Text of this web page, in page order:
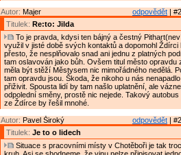
odpovědět |
Autor: Majer
Titulek: Re:to: Jilda
To je pravda, kdysi ten bájný a čestný
využil v jisté době svých kontaktů a dopomohl Ždírci
přesto, že nesplňovalo snad ani jednu z platných
tam oslavován jako bůh. Ovšem titul město opravdu
měla být stěží Městysem nic mimořádného nedělá.
tam opravdu jsou. Škoda, že nikoho u nás
přiživit. Spousta lidí by tam našlo uplatnění, ale
odpolední směny, prostě nic nejede. Takový
ze Ždírce by řešil mnohé.
odpovědět |
Autor: Pavel Široký
Titulek: Je to o lidech
Situace s pracovními místy v Chotěboři je tak